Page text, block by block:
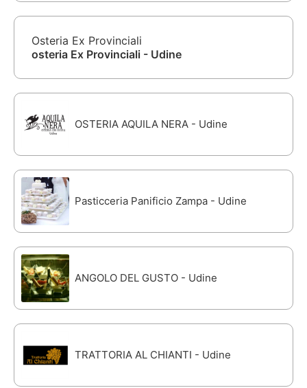
Osteria Ex Provinciali
osteria Ex Provinciali - Udine
OSTERIA AQUILA NERA - Udine
Pasticceria Panificio Zampa - Udine
ANGOLO DEL GUSTO - Udine
TRATTORIA AL CHIANTI - Udine